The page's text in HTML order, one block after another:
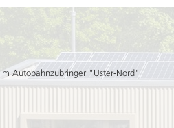
Autobahnzubringer "Uster-Nord"